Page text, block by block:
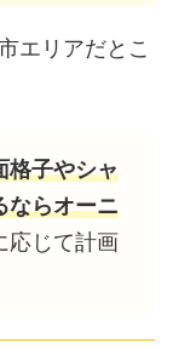
エリアだとこ
格子やシャ
ならオーニ
応じて計画